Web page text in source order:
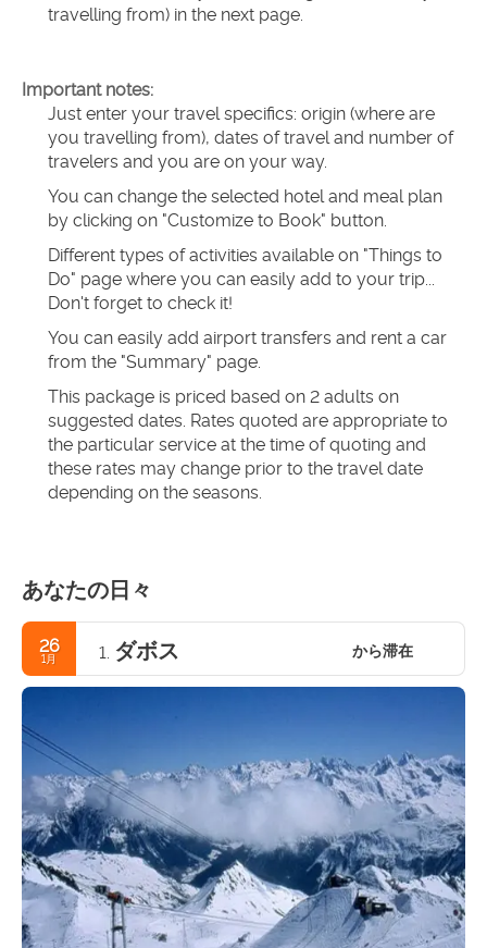
travelling from) in the next page.
Important notes:
Just enter your travel specifics: origin (where are
you travelling from), dates of travel and number of
travelers and you are on your way.
You can change the selected hotel and meal plan
by clicking on "Customize to Book" button.
Different types of activities available on "Things to
Do" page where you can easily add to your trip...
Don't forget to check it!
You can easily add airport transfers and rent a car
from the "Summary" page.
This package is priced based on 2 adults on
suggested dates. Rates quoted are appropriate to
the particular service at the time of quoting and
these rates may change prior to the travel date
depending on the seasons.
あなたの日々
26
1月 1. ダボス から滞在